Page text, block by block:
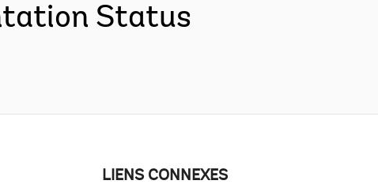
Status
LIENS CONNEXES